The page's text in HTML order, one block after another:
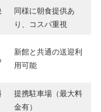
同様に朝食提供あ
り、コスパ重視
新館と共通の送迎利
用可能
提携駐車場（最大料
金有）